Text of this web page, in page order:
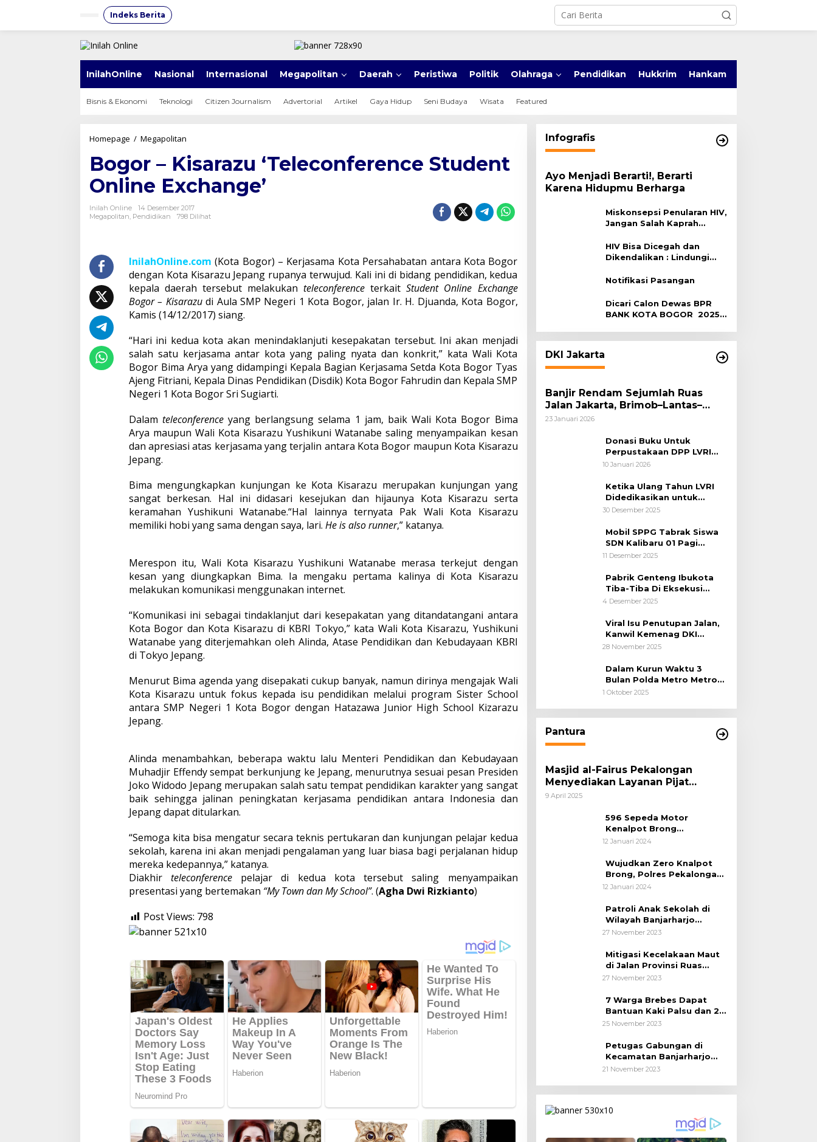
Indeks Berita
InilahOnline Nasional Internasional Megapolitan Daerah Peristiwa Politik Olahraga Pendidikan Hukkrim Hankam
Bisnis & Ekonomi Teknologi Citizen Journalism Advertorial Artikel Gaya Hidup Seni Budaya Wisata Featured
Homepage / Megapolitan
Kisarazu
'Teleconference
Student
Online
Exchange'
Bogor – Kisarazu ‘Teleconference Student
Online Exchange’
Inilah Online
14 Desember 2017
Megapolitan, Pendidikan 798 Dilihat
InilahOnline.com (Kota Bogor) – Kerjasama Kota Persahabatan antara Kota Bogor
dengan Kota Kisarazu Jepang rupanya terwujud. Kali ini di bidang pendidikan, kedua
kepala daerah tersebut melakukanteleconference terkaitStudent Online Exchange
Bogor – Kisarazudi Aula SMP Negeri 1 Kota Bogor, jalan Ir. H. Djuanda, Kota Bogor,
Kamis (14/12/2017) siang.
“Hari ini kedua kota akan menindaklanjuti kesepakatan tersebut. Ini akan menjadi
salah satu kerjasama antar kota yang paling nyata dan konkrit,” kata Wali Kota
Bogor Bima Arya yang didampingi Kepala Bagian Kerjasama Setda Kota Bogor Tyas
Ajeng Fitriani, Kepala Dinas Pendidikan (Disdik) Kota Bogor Fahrudin dan Kepala SMP
Negeri 1 Kota Bogor Sri Sugiarti.
Dalam teleconferenceyang berlangsung selama 1 jam, baik Wali Kota Bogor Bima
Arya maupun Wali Kota Kisarazu Yushikuni Watanabe saling menyampaikan kesan
dan apresiasi atas kerjasama yang terjalin antara Kota Bogor maupun Kota Kisarazu
Jepang.
Bima mengungkapkan kunjungan ke Kota Kisarazu merupakan kunjungan yang
sangat berkesan. Hal ini didasari kesejukan dan hijaunya Kota Kisarazu serta
keramahan Yushikuni Watanabe.“Hal lainnya ternyata Pak Wali Kota Kisarazu
memiliki hobi yang sama dengan saya, lari. He is also runner,” katanya.
Merespon itu, Wali Kota Kisarazu Yushikuni Watanabe merasa terkejut dengan
kesan yang diungkapkan Bima. Ia mengaku pertama kalinya di Kota Kisarazu
melakukan komunikasi menggunakan internet.
“Komunikasi ini sebagai tindaklanjut dari kesepakatan yang ditandatangani antara
Kota Bogor dan Kota Kisarazu di KBRI Tokyo,” kata Wali Kota Kisarazu, Yushikuni
Watanabe yang diterjemahkan oleh Alinda, Atase Pendidikan dan Kebudayaan KBRI
di Tokyo Jepang.
Menurut Bima agenda yang disepakati cukup banyak, namun dirinya mengajak Wali
Kota Kisarazu untuk fokus kepada isu pendidikan melalui program Sister School
antara SMP Negeri 1 Kota Bogor dengan Hatazawa Junior High School Kizarazu
Jepang.
Alinda menambahkan, beberapa waktu lalu Menteri Pendidikan dan Kebudayaan
Muhadjir Effendy sempat berkunjung ke Jepang, menurutnya sesuai pesan Presiden
Joko Widodo Jepang merupakan salah satu tempat pendidikan karakter yang sangat
baik sehingga jalinan peningkatan kerjasama pendidikan antara Indonesia dan
Jepang dapat ditularkan.
“Semoga kita bisa mengatur secara teknis pertukaran dan kunjungan pelajar kedua
sekolah, karena ini akan menjadi pengalaman yang luar biasa bagi perjalanan hidup
mereka kedepannya,” katanya.
Diakhir teleconferencepelajar di kedua kota tersebut saling menyampaikan
presentasi yang bertemakan “My Town dan My School”. (Agha Dwi Rizkianto)
Post Views: 798
Infografis
Ayo Menjadi Berarti!, Berarti
Karena Hidupmu Berharga
Miskonsepsi Penularan HIV,
Jangan Salah Kaprah
HIV Bisa Dicegah dan
Dikendalikan : Lindungi
Notifikasi Pasangan
Dicari Calon Dewas BPR
BANK KOTA BOGOR 2025-
DKI Jakarta
Banjir Rendam Sejumlah Ruas
Jalan Jakarta, Brimob–Lantas–
Polair PMJ Bergerak Cepat, Polri
23 Januari 2026
Donasi Buku Untuk
Perpustakaan DPP LVRI
Terus Mengalir
10 Januari 2026
Ketika Ulang Tahun LVRI
Didedikasikan untuk
Kemanusiaan
30 Desember 2025
Mobil SPPG Tabrak Siswa
SDN Kalibaru 01 Pagi
Cilincing Jakarta Utara
11 Desember 2025
Pabrik Genteng Ibukota
Tiba-Tiba Di Eksekusi
Jurusita Pengadilan Negeri
Hukum Sejak Awal
4 Desember 2025
Viral Isu Penutupan Jalan,
Kanwil Kemenag DKI
Jakarta Luruskan Fakta
28 November 2025
Dalam Kurun Waktu 3
Bulan Polda Metro Metro
Ungkap 1,14 Ton Narkoba
1 Oktober 2025
Pantura
Masjid al-Fairus Pekalongan
Menyediakan Layanan Pijat
hingga Potong Rambut Gratis bagi
9 April 2025
596 Sepeda Motor
Kenalpot Brong
Diamankan Polres
12 Januari 2024
Wujudkan Zero Knalpot
Brong, Polres Pekalongan
Kota Berikan Edukasi
12 Januari 2024
Patroli Anak Sekolah di
Wilayah Banjarharjo
Brebes
27 November 2023
Mitigasi Kecelakaan Maut
di Jalan Provinsi Ruas
Banjarharjo-Salem
27 November 2023
7 Warga Brebes Dapat
Bantuan Kaki Palsu dan 2
Operasi Bibir Sumbing
25 November 2023
Petugas Gabungan di
Kecamatan Banjarharjo
Patroli Anak Sekolah
21 November 2023